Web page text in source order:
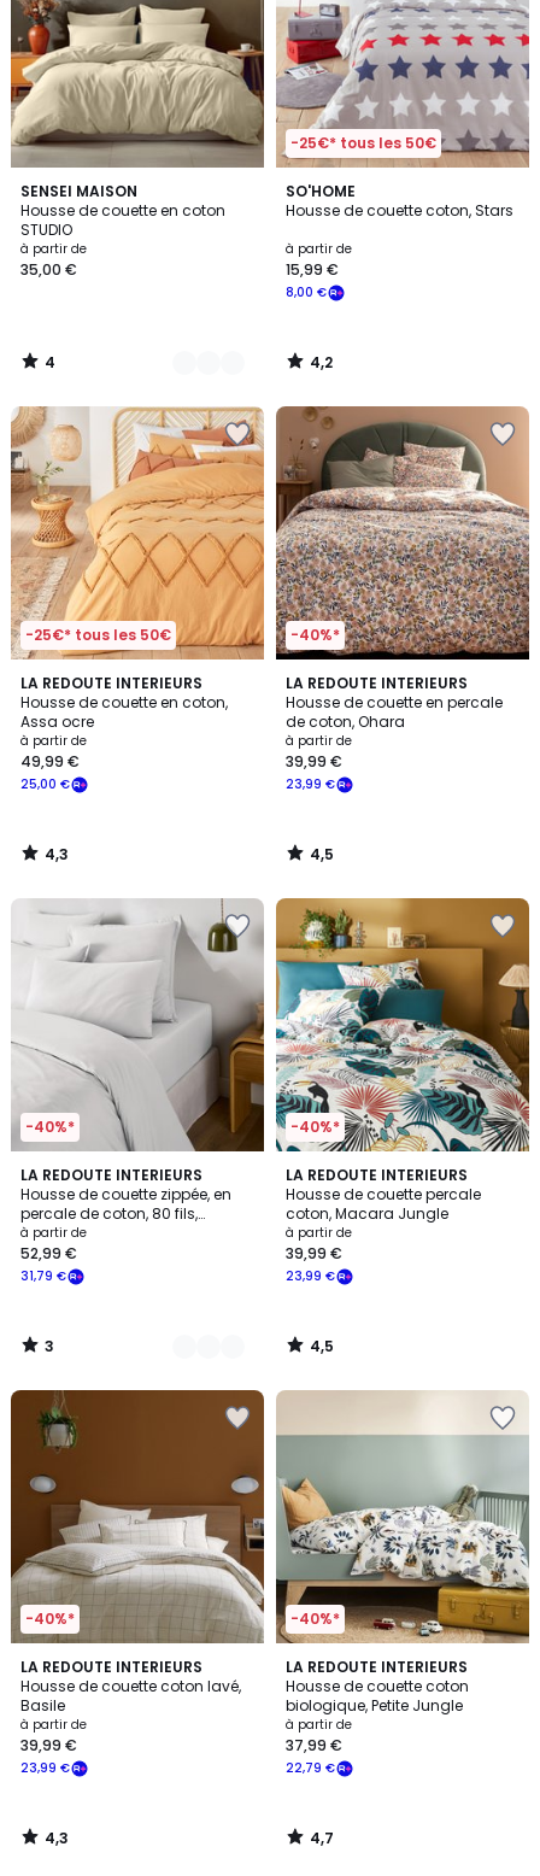
SENSEI MAISON
Housse de couette en coton
STUDIO
à partir de
35,00 €
4
/
5
18
Couleurs
4
/
-25€* tous les 50€
SO'HOME
Housse de couette coton, Stars
à partir de
8,00 €
15,99 €
4,2
/ 5
4,2
/
-25€* tous les 50€
LA REDOUTE INTERIEURS
Housse de couette en coton,
Assa ocre
à partir de
25,00 €
49,99 €
4,3
/ 5
4,3
/
-40%*
LA REDOUTE INTERIEURS
Housse de couette en percale
de coton, Ohara
à partir de
23,99 €
39,99 €
4,5
/ 5
4,5
/
-40%*
LA REDOUTE INTERIEURS
Housse de couette zippée, en
percale de coton, 80 fils,
Scénario
à partir de
31,79 €
52,99 €
3
/
5
12
Couleurs
3
/
-40%*
LA REDOUTE INTERIEURS
Housse de couette percale
coton, Macara Jungle
à partir de
23,99 €
39,99 €
4,5
/ 5
4,5
/
-40%*
LA REDOUTE INTERIEURS
Housse de couette coton lavé,
Basile
à partir de
23,99 €
39,99 €
4,3
/ 5
4,3
/
-40%*
LA REDOUTE INTERIEURS
Housse de couette coton
biologique, Petite Jungle
à partir de
22,79 €
37,99 €
4,7
/ 5
4,7
/